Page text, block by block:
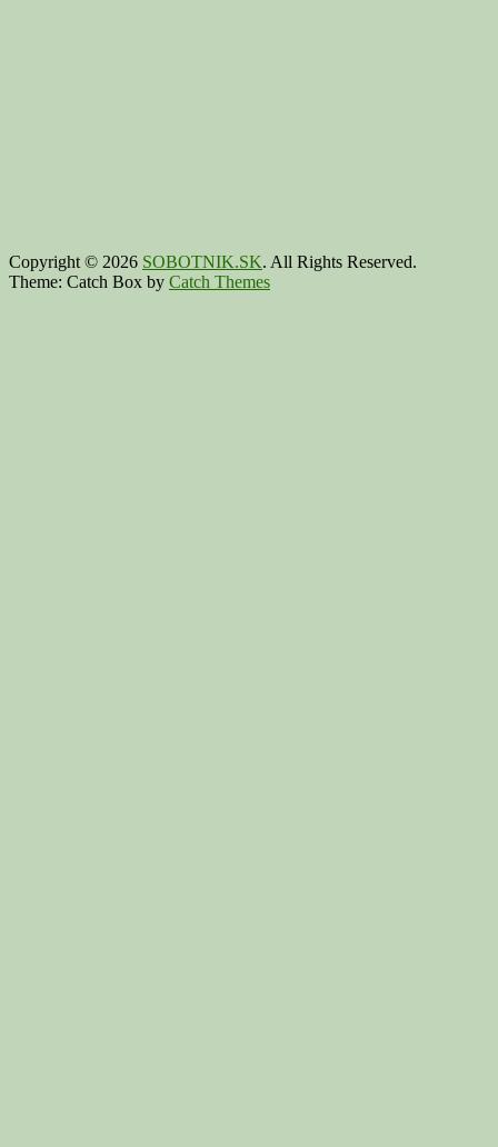
Copyright © 2026 SOBOTNIK.SK. All Rights Reserved.
Theme: Catch Box by Catch Themes